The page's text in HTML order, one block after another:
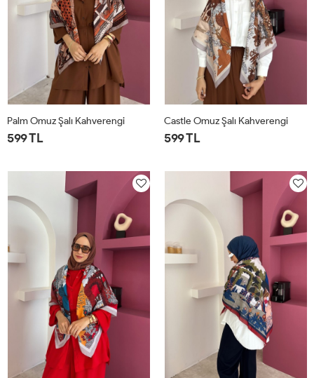
Palm Omuz Şalı Kahverengi
599 TL
Castle Omuz Şalı Kahverengi
599 TL